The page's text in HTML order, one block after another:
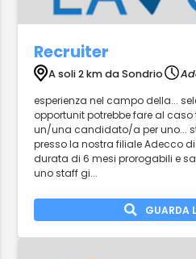
Recruiter
A soli 2 km da Sondrio
esperienza nel campo della...
opportunit potrebbe fare al
un/una candidato/a per uno...
presso la nostra filiale Adecco
durata di 6 mesi prorogabili e
uno staff gi...
GUARDA